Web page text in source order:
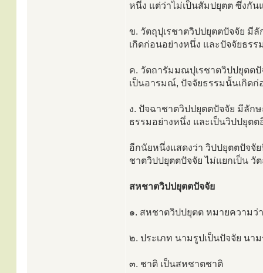
หนึ่ง แต่ว่าไม่เป็นสัมปยุตต ซึ่งกัน
ข. วัตถุปุเรชาตวิปปยุตตปัจจัย มี
เกิดก่อนอย่างหนึ่ง และปัจจัยธร
ค. วัตถารัมมณปุเรชาตวิปปยุตต
เป็นอารมณ์, ปัจจัยธรรมนั้นเกิด
ง. ปัจฉาชาตวิปปยุตตปัจจัย มีลัก
ธรรมอย่างหนึ่ง และเป็นวิปปยุตต
อีกนัยหนึ่งแสดงว่า วิปปยุตตปัจจัย
ชาตวิปปยุตตปัจจัย ไม่แยกเป็น วั
สหชาตวิปปยุตตปัจจัย
๑. สหชาตวิปปยุตต หมายความว่
๒. ประเภท นามรูปเป็นปัจจัย นา
๓. ชาติ เป็นสหชาตชาติ